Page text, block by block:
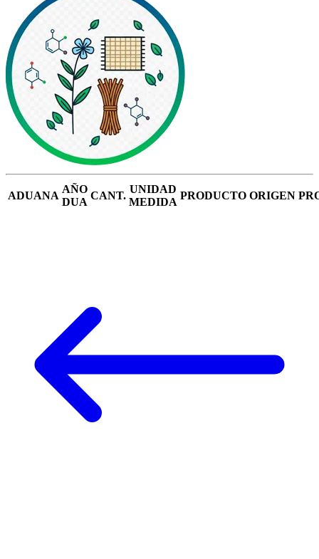
ADUANA
AÑO
DUA
CANT.
UNIDAD
MEDIDA
PRODUCTO ORIGEN